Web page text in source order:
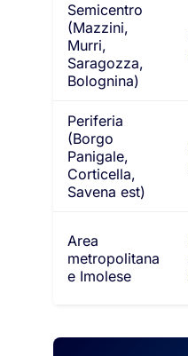
Semicentro
(Mazzini,
Murri,
Saragozza,
Bolognina)
Periferia
(Borgo
Panigale,
Corticella,
Savena est)
Area
metropolitana
e Imolese